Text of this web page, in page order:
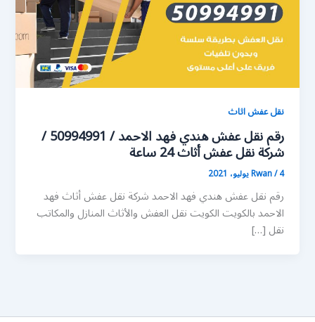
نقل عفش اثاث
رقم نقل عفش هندي فهد الاحمد / 50994991 /
شركة نقل عفش أثاث 24 ساعة
Rwan/4 يوليو، 2021
رقم نقل عفش هندي فهد الاحمد شركة نقل عفش أثاث فهد
الاحمد بالكويت الكويت نقل العفش والأثاث المنازل والمكاتب
نقل […]